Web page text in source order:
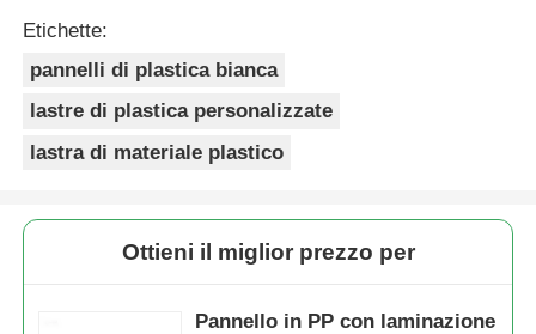
Etichette:
pannelli di plastica bianca
lastre di plastica personalizzate
lastra di materiale plastico
Ottieni il miglior prezzo per
Pannello in PP con laminazione